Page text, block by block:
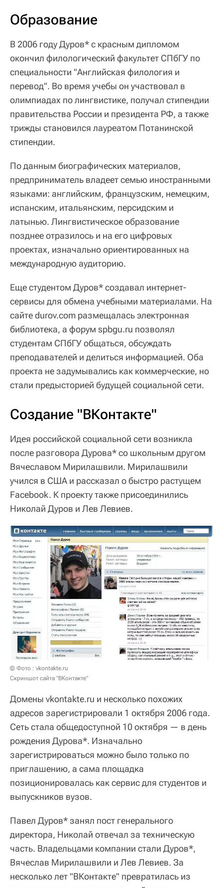
Образование
В 2006 году Дуров* с красным дипломом
окончил филологический факультет СПбГУ по
специальности "Английская филология и
перевод". Во время учебы он участвовал в
олимпиадах по лингвистике, получал стипендии
правительства России и президента РФ, а также
трижды становился лауреатом Потанинской
стипендии.
По данным биографических материалов,
предприниматель владеет семью иностранными
языками: английским, французским, немецким,
испанским, итальянским, персидским и
латынью. Лингвистическое образование
позднее отразилось и на его цифровых
проектах, изначально ориентированных на
международную аудиторию.
Еще студентом Дуров* создавал интернет-
сервисы для обмена учебными материалами. На
сайте durov.com размещалась электронная
библиотека, а форум spbgu.ru позволял
студентам СПбГУ общаться, обсуждать
преподавателей и делиться информацией. Оба
проекта не задумывались как коммерческие, но
стали предысторией будущей социальной сети.
Создание "ВКонтакте"
Идея российской социальной сети возникла
после разговора Дурова* со школьным другом
Вячеславом Мирилашвили. Мирилашвили
учился в США и рассказал о быстро растущем
Facebook. К проекту также присоединились
Николай Дуров и Лев Левиев.
© Фото : vkontakte.ru
Скриншот сайта "ВКонтакте"
Домены vkontakte.ru и несколько похожих
адресов зарегистрировали 1 октября 2006 года.
Сеть стала общедоступной 10 октября — в день
рождения Дурова*. Изначально
зарегистрироваться можно было только по
приглашению, а сама площадка
позиционировалась как сервис для студентов и
выпускников вузов.
Павел Дуров* занял пост генерального
директора, Николай отвечал за техническую
часть. Владельцами компании стали Дуров*,
Вячеслав Мирилашвили и Лев Левиев. За
несколько лет "ВКонтакте" превратилась из